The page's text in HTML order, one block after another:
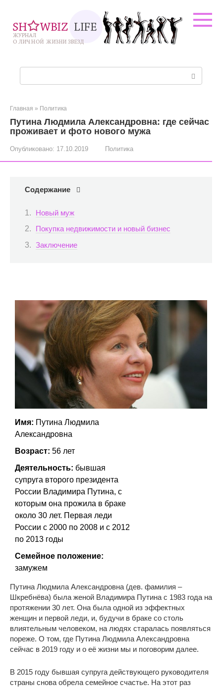
контенту
Главная » Политика
Путина Людмила Александровна: где сейчас
проживает и фото нового мужа
Опубликовано: 17.10.2019 Политика
Содержание
Новый муж
Покупка недвижимости и новый бизнес
Заключение
Имя: Путина Людмила
Александровна
Возраст: 56 лет
Деятельность: бывшая
супруга второго президента
России Владимира Путина, с
которым она прожила в браке
около 30 лет. Первая леди
России с 2000 по 2008 и с 2012
по 2013 годы
Семейное положение:
замужем
Путина Людмила Александровна (дев. фамилия –
Шкребнёва) была женой Владимира Путина с 1983 года на
протяжении 30 лет. Она была одной из эффектных
женщин и первой леди, и, будучи в браке со столь
влиятельным человеком, на людях старалась появляться
пореже. О том, где Путина Людмила Александровна
сейчас в 2019 году и о её жизни мы и поговорим далее.
В 2015 году бывшая супруга действующего руководителя
страны снова обрела семейное счастье. На этот раз